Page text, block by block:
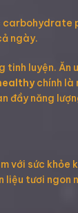
carbohydrate
ngày.
luyện. Ăn
chính là
đầy năng
với sức khỏe
liệu tươi ngon